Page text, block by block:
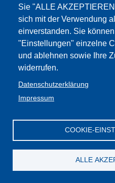
Sie "ALLE
sich mit der Verwendung
einverstanden. Sie
"Einstellungen" einzelne
und ablehnen sowie Ihre
widerrufen.
Datenschutzerklärung
Impressum
COOKIE-
ALLE
Impressum
Web-
Seite:Cookies
Privacy
FLC -